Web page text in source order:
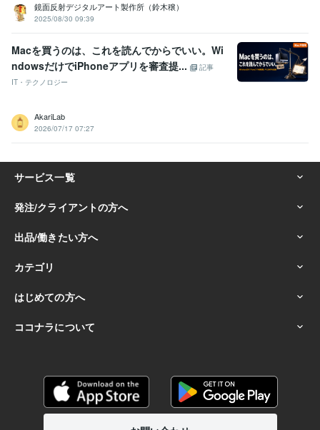
鏡面反射デジタルアート製作所（鈴木穣）
2025/08/30 09:39
Macを買うのは、これを読んでからでいい。Wi
ndowsだけでiPhoneアプリを審査提...
記事
IT・テクノロジー
AkariLab
2026/07/17 07:27